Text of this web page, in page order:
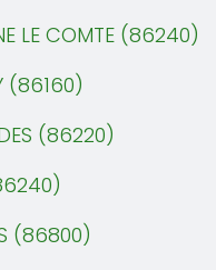
LE COMTE (86240)
(86160)
(86220)
(86800)